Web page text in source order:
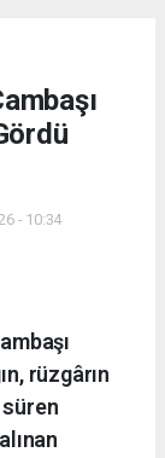
- 10:34
rüzgârın